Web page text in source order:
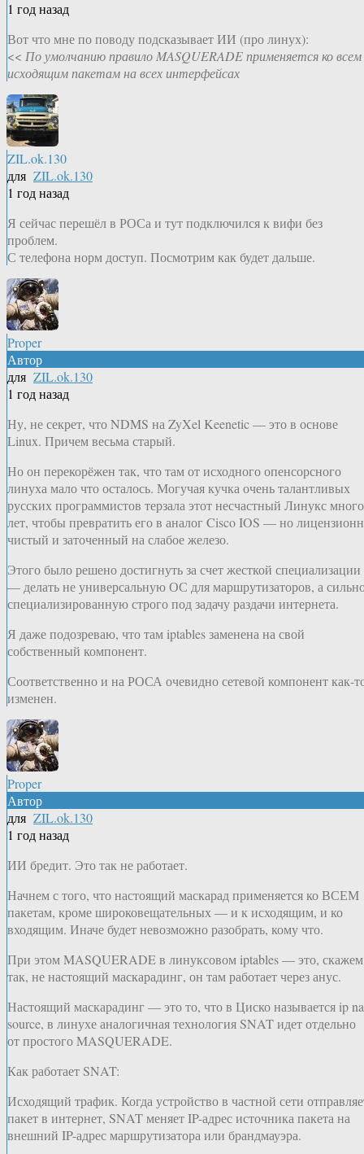
1 год назад
Вот что мне по поводу подсказывает ИИ (про линух):
<< По умолчанию правило MASQUERADE применяется ко всем
исходящим пакетам на всех интерфейсах
ZIL.ok.130
для ZIL.ok.130
1 год назад
Я сейчас перешёл в РОСа и тут подключился к вифи без
проблем.
С телефона норм доступ. Посмотрим как будет дальше.
Proper
Автор
для ZIL.ok.130
1 год назад
Ну, не секрет, что NDMS на ZyXel Keenetic — это в основе
Linux. Причем весьма старый.
Но он перекорёжен так, что там от исходного опенсорсного
линуха мало что осталось. Могучая кучка очень талантливых
русских программистов терзала этот несчастный Линукс много
лет, чтобы превратить его в аналог Cisco IOS — но
чистый и заточенный на слабое железо.
Этого было решено достигнуть за счет жесткой специализации
— делать не универсальную ОС для маршрутизаторов, а
специализированную строго под задачу раздачи интернета.
Я даже подозреваю, что там iptables заменена на свой
собственный компонент.
Соответственно и на РОСА очевидно сетевой компонент как-
изменен.
Proper
Автор
для ZIL.ok.130
1 год назад
ИИ бредит. Это так не работает.
Начнем с того, что настоящий маскарад применяется ко ВСЕМ
пакетам, кроме широковещательных — и к исходящим, и ко
входящим. Иначе будет невозможно разобрать, кому что.
При этом MASQUERADE в линуксовом iptables — это, скажем
так, не настоящий маскарадинг, он там работает через анус.
Настоящий маскарадинг — это то, что в Циско называется ip
source, в линухе аналогичная технология SNAT идет отдельно
от простого MASQUERADE.
Как работает SNAT:
Исходящий трафик. Когда устройство в частной сети
пакет в интернет, SNAT меняет IP-адрес источника пакета на
внешний IP-адрес маршрутизатора или брандмауэра.